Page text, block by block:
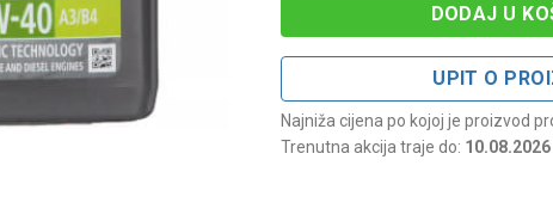
DODAJ U
UPIT O
Najniža cijena po kojoj je proizvod
Trenutna akcija traje do: